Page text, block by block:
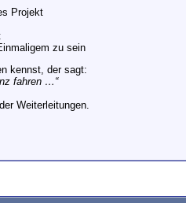
Projekt
zu sein
kennst, der sagt:
fahren …“
Weiterleitungen.